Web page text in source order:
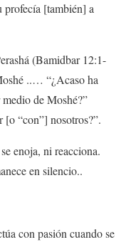
profecía [también] a
(Bamidbar 12:1-
..… “¿Acaso ha
de Moshé?”
“con”] nosotros?”.
enoja, ni reacciona.
en silencio..
con pasión cuando se